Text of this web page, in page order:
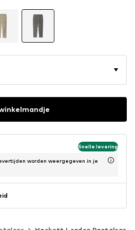
Snelle levering
worden weergegeven in je